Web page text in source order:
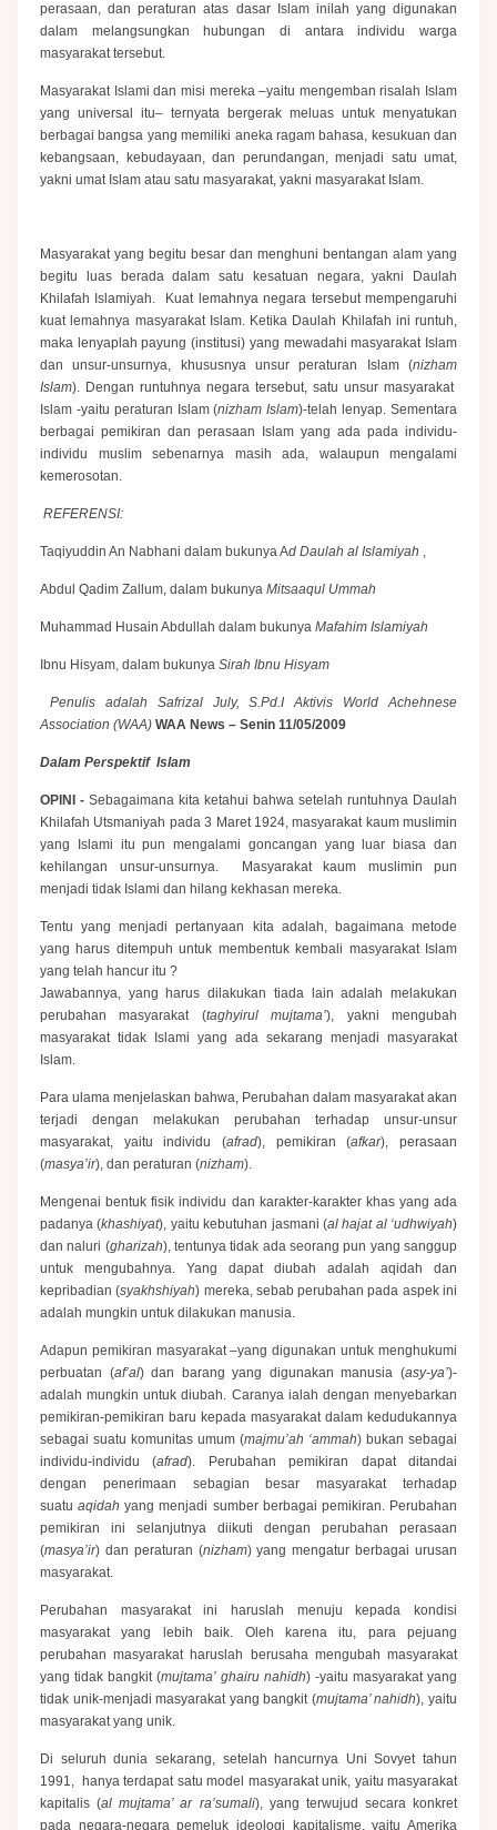
perasaan, dan peraturan atas dasar Islam inilah yang digunakan
dalam melangsungkan hubungan di antara individu warga
masyarakat tersebut.
Masyarakat Islami dan misi mereka –yaitu mengemban risalah Islam
yang universal itu– ternyata bergerak meluas untuk menyatukan
berbagai bangsa yang memiliki aneka ragam bahasa, kesukuan dan
kebangsaan, kebudayaan, dan perundangan, menjadi satu umat,
yakni umat Islam atau satu masyarakat, yakni masyarakat Islam.
Masyarakat yang begitu besar dan menghuni bentangan alam yang
begitu luas berada dalam satu kesatuan negara, yakni Daulah
Khilafah Islamiyah. Kuat lemahnya negara tersebut mempengaruhi
kuat lemahnya masyarakat Islam. Ketika Daulah Khilafah ini runtuh,
maka lenyaplah payung (institusi) yang mewadahi masyarakat Islam
dan unsur-unsurnya, khususnya unsur peraturan Islam (nizham
Islam). Dengan runtuhnya negara tersebut, satu unsur masyarakat
Islam -yaitu peraturan Islam (nizham Islam)-telah lenyap. Sementara
berbagai pemikiran dan perasaan Islam yang ada pada individu-
individu muslim sebenarnya masih ada, walaupun mengalami
kemerosotan.
REFERENSI:
Taqiyuddin An Nabhani dalam bukunya Ad Daulah al Islamiyah ,
Abdul Qadim Zallum, dalam bukunya Mitsaaqul Ummah
Muhammad Husain Abdullah dalam bukunya Mafahim Islamiyah
Ibnu Hisyam, dalam bukunya Sirah Ibnu Hisyam
Penulis adalah Safrizal July, S.Pd.I Aktivis World Achehnese
Association (WAA) WAA News – Senin 11/05/2009
Dalam Perspektif Islam
OPINI - Sebagaimana kita ketahui bahwa setelah runtuhnya Daulah
Khilafah Utsmaniyah pada 3 Maret 1924, masyarakat kaum muslimin
yang Islami itu pun mengalami goncangan yang luar biasa dan
kehilangan unsur-unsurnya. Masyarakat kaum muslimin pun
menjadi tidak Islami dan hilang kekhasan mereka.
Tentu yang menjadi pertanyaan kita adalah, bagaimana metode
yang harus ditempuh untuk membentuk kembali masyarakat Islam
yang telah hancur itu ?
Jawabannya, yang harus dilakukan tiada lain adalah melakukan
perubahan masyarakat (taghyirul mujtama’), yakni mengubah
masyarakat tidak Islami yang ada sekarang menjadi masyarakat
Islam.
Para ulama menjelaskan bahwa, Perubahan dalam masyarakat akan
terjadi dengan melakukan perubahan terhadap unsur-unsur
masyarakat, yaitu individu (afrad), pemikiran (afkar), perasaan
(masya’ir), dan peraturan (nizham).
Mengenai bentuk fisik individu dan karakter-karakter khas yang ada
padanya (khashiyat), yaitu kebutuhan jasmani (al hajat al ‘udhwiyah)
dan naluri (gharizah), tentunya tidak ada seorang pun yang sanggup
untuk mengubahnya. Yang dapat diubah adalah aqidah dan
kepribadian (syakhshiyah) mereka, sebab perubahan pada aspek ini
adalah mungkin untuk dilakukan manusia.
Adapun pemikiran masyarakat –yang digunakan untuk menghukumi
perbuatan (af’al) dan barang yang digunakan manusia (asy-ya’)-
adalah mungkin untuk diubah. Caranya ialah dengan menyebarkan
pemikiran-pemikiran baru kepada masyarakat dalam kedudukannya
sebagai suatu komunitas umum (majmu’ah ‘ammah) bukan sebagai
individu-individu (afrad). Perubahan pemikiran dapat ditandai
dengan penerimaan sebagian besar masyarakat terhadap
suatuaqidah yang menjadi sumber berbagai pemikiran. Perubahan
pemikiran ini selanjutnya diikuti dengan perubahan perasaan
(masya’ir) dan peraturan (nizham) yang mengatur berbagai urusan
masyarakat.
Perubahan masyarakat ini haruslah menuju kepada kondisi
masyarakat yang lebih baik. Oleh karena itu, para pejuang
perubahan masyarakat haruslah berusaha mengubah masyarakat
yang tidak bangkit (mujtama’ ghairu nahidh) -yaitu masyarakat yang
tidak unik-menjadi masyarakat yang bangkit (mujtama’ nahidh), yaitu
masyarakat yang unik.
Di seluruh dunia sekarang, setelah hancurnya Uni Sovyet tahun
1991, hanya terdapat satu model masyarakat unik, yaitu masyarakat
kapitalis (al mujtama’ ar ra’sumali), yang terwujud secara konkret
pada negara-negara pemeluk ideologi kapitalisme, yaitu Amerika